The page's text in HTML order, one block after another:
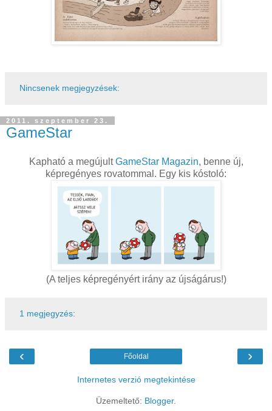
Nincsenek megjegyzések:
2011. szeptember 23.
GameStar
Kapható a megújultGameStar Magazin, benne új,
képregényes rovatommal. Egy kis kóstoló:
(A teljes képregényért irány az újságárus!)
1 megjegyzés:
‹ ›
Főoldal
Internetes verzió megtekintése
Üzemeltető: Blogger.